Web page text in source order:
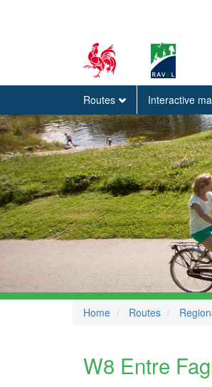
Routes Interactive
Home Routes
W8 Entre